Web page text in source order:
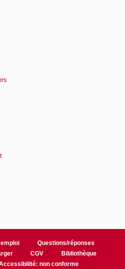
Questions/réponses
CGV
Bibliothèque
non conforme